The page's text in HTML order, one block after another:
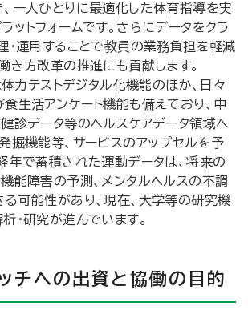
一人ひとりに最適化した体育指導を実
ットフォームです。さらにデータをクラ
・運用することで教員の業務負担を軽減
き方改革の推進にも貢献します。
は体力テストデジタル化機能のほか、日々
生活アンケート機能も備えており、中
診データ等のヘルスケアデータ領域へ
掘機能等、サービスのアップセルを予
年で蓄積された運動データは、将来の
能障害の予測、メンタルヘルスの不調
可能性があり、現在、大学等の研究機
・研究が進んでいます。
チへの出資と協働の目的